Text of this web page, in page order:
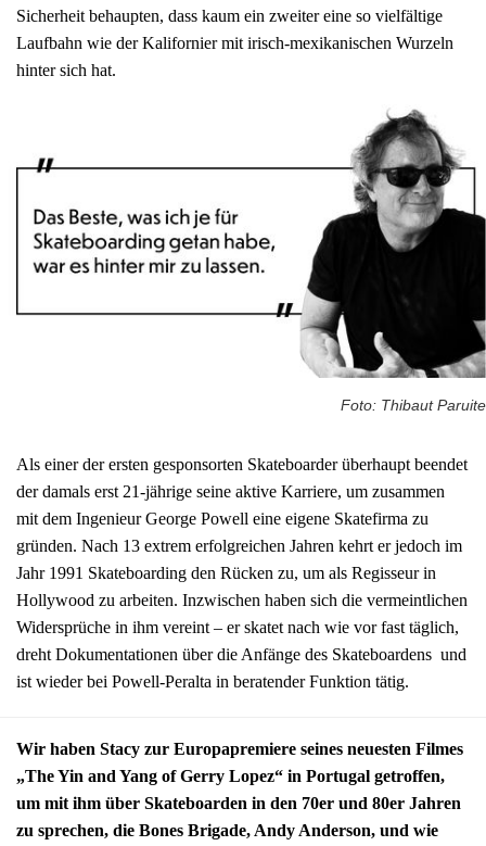
Sicherheit behaupten, dass kaum ein zweiter eine so vielfältige
Laufbahn wie der Kalifornier mit irisch-mexikanischen Wurzeln
hinter sich hat.
Foto: Thibaut Paruite
Als einer der ersten gesponsorten Skateboarder überhaupt beendet
der damals erst 21-jährige seine aktive Karriere, um zusammen
mit dem Ingenieur George Powell eine eigene Skatefirma zu
gründen. Nach 13 extrem erfolgreichen Jahren kehrt er jedoch im
Jahr 1991 Skateboarding den Rücken zu, um als Regisseur in
Hollywood zu arbeiten. Inzwischen haben sich die vermeintlichen
Widersprüche in ihm vereint – er skatet nach wie vor fast täglich,
dreht Dokumentationen über die Anfänge des Skateboardens und
ist wieder bei Powell-Peralta in beratender Funktion tätig.
Wir haben Stacy zur Europapremiere seines neuesten Filmes
„The Yin and Yang of Gerry Lopez“ in Portugal getroffen,
um mit ihm über Skateboarden in den 70er und 80er Jahren
zu sprechen, die Bones Brigade, Andy Anderson, und wie